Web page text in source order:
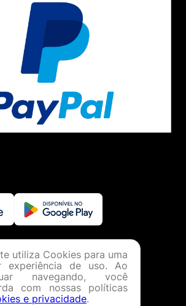
utiliza Cookies para uma
experiência de uso. Ao
navegando, você
com nossas políticas
e privacidade.